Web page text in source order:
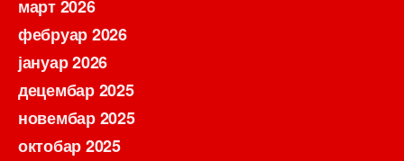
март 2026
фебруар 2026
јануар 2026
децембар 2025
новембар 2025
октобар 2025